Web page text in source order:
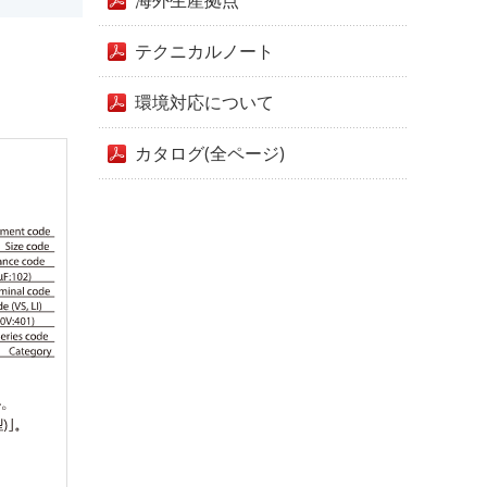
テクニカルノート
環境対応について
カタログ(全ページ)